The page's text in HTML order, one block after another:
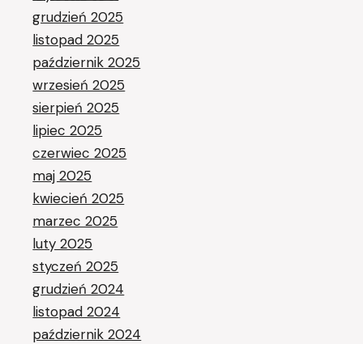
grudzień 2025
listopad 2025
październik 2025
wrzesień 2025
sierpień 2025
lipiec 2025
czerwiec 2025
maj 2025
kwiecień 2025
marzec 2025
luty 2025
styczeń 2025
grudzień 2024
listopad 2024
październik 2024